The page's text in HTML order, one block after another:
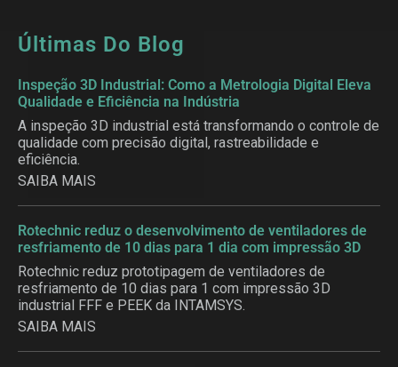
Últimas Do Blog
Inspeção 3D Industrial: Como a Metrologia Digital Eleva
Qualidade e Eficiência na Indústria
A inspeção 3D industrial está transformando o controle de
qualidade com precisão digital, rastreabilidade e
eficiência.
SAIBA MAIS
Rotechnic reduz o desenvolvimento de ventiladores de
resfriamento de 10 dias para 1 dia com impressão 3D
Rotechnic reduz prototipagem de ventiladores de
resfriamento de 10 dias para 1 com impressão 3D
industrial FFF e PEEK da INTAMSYS.
SAIBA MAIS